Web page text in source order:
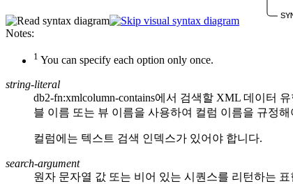
Notes:
1 You can specify each option only once.
string-literal
db2-fn:xmlcolumn-contains에서 검색할 XML 데이터
블 이름 또는 뷰 이름을 사용하여 컬럼 이름을 규정
컬럼에는 텍스트 검색 인덱스가 있어야 합니다.
search-argument
원자 문자열 값 또는 비어 있는 시퀀스를 리턴하는